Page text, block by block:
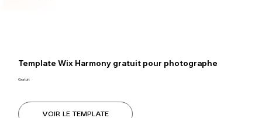
Template Wix Harmony gratuit pour photographe
Gratuit
VOIR LE TEMPLATE